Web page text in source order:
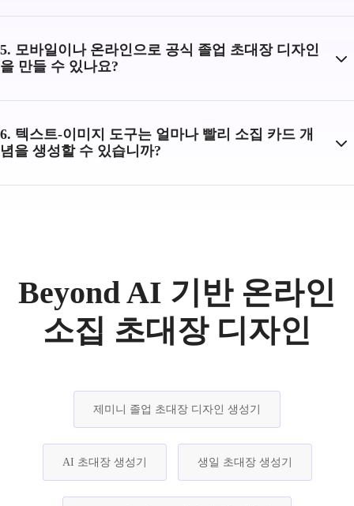
5. 모바일이나 온라인으로 공식 졸업 초대장 디자인
을 만들 수 있나요?
6. 텍스트-이미지 도구는 얼마나 빨리 소집 카드 개
념을 생성할 수 있습니까?
Beyond AI 기반 온라인
소집 초대장 디자인
제미니 졸업 초대장 디자인 생성기
AI 초대장 생성기 생일 초대장 생성기